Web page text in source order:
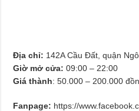
Địa chỉ: 142A Cầu Đất, quận
Giờ mở cửa: 09:00 – 22:00
Giá thành: 50.000 – 200.000
Fanpage: https://